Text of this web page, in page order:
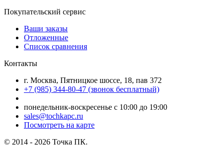
Покупательский сервис
Ваши заказы
Отложенные
Список сравнения
Контакты
г. Москва, Пятницкое шоссе, 18, пав 372
+7 (985) 344-80-47 (звонок бесплатный)
понедельник-воскресенье с 10:00 до 19:00
sales@tochkapc.ru
Посмотреть на карте
© 2014 - 2026 Точка ПК.